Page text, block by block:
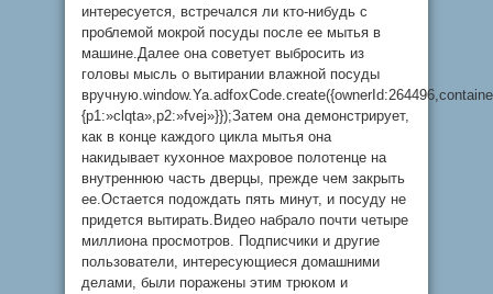
интересуется, встречался ли кто-нибудь с
проблемой мокрой посуды после ее мытья в
машине.Далее она советует выбросить из
головы мысль о вытирании влажной посуды
{p1:»clqta»,p2:»fvej»}});Затем она демонстрирует,
как в конце каждого цикла мытья она
накидывает кухонное махровое полотенце на
внутреннюю часть дверцы, прежде чем закрыть
ее.Остается подождать пять минут, и посуду не
придется вытирать.Видео набрало почти четыре
миллиона просмотров. Подписчики и другие
пользователи, интересующиеся домашними
делами, были поражены этим трюком и